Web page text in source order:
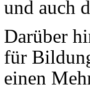
und auch
Darüber
für
einen